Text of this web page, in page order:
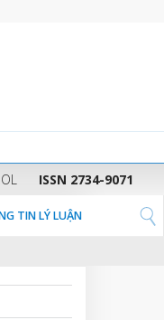
ISSN 2734-9071
TIN LÝ LUẬN